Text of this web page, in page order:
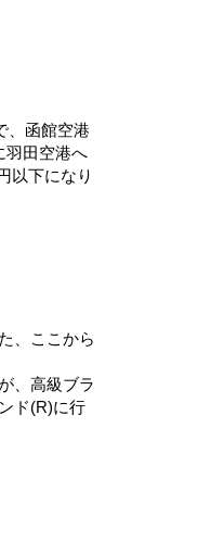
、函館空港
羽田空港へ
以下になり
、ここから
、高級ブラ
ド(R)に行